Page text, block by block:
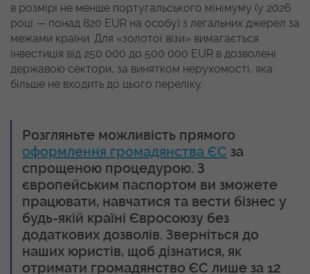
в розмірі не менше португальського мінімуму (у 2026
році — понад 820 EUR на особу) з легальних джерел за
межами країни. Для «золотої візи» вимагається
інвестиція від 250 000 до 500 000 EUR в дозволені
державою сектори, за винятком нерухомості, яка
більше не входить до цього переліку.
Розгляньте можливість прямого
оформлення громадянства ЄС за
спрощеною процедурою. З
європейським паспортом ви зможете
працювати, навчатися та вести бізнес у
будь-якій країні Євросоюзу без
додаткових дозволів. Зверніться до
наших юристів, щоб дізнатися, як
отримати громадянство ЄС лише за 12